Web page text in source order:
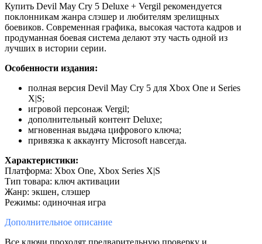
Купить Devil May Cry 5 Deluxe + Vergil рекомендуется
поклонникам жанра слэшер и любителям зрелищных
боевиков. Современная графика, высокая частота кадров и
продуманная боевая система делают эту часть одной из
лучших в истории серии.
Особенности издания:
полная версия Devil May Cry 5 для Xbox One и Series
X|S;
игровой персонаж Vergil;
дополнительный контент Deluxe;
мгновенная выдача цифрового ключа;
привязка к аккаунту Microsoft навсегда.
Характеристики:
Платформа: Xbox One, Xbox Series X|S
Тип товара: ключ активации
Жанр: экшен, слэшер
Режимы: одиночная игра
Дополнительное описание
Все ключи проходят предварительную проверку и